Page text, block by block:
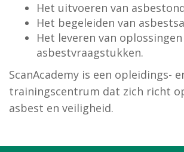
Het uitvoeren van
Het begeleiden van
Het leveren van
asbestvraagstukken.
ScanAcademy is een opleidings-
trainingscentrum dat zich richt
asbest en veiligheid.